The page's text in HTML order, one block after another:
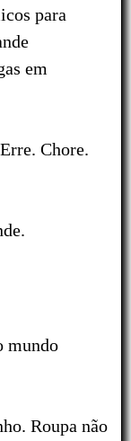
para
em
Chore.
mundo
Roupa não